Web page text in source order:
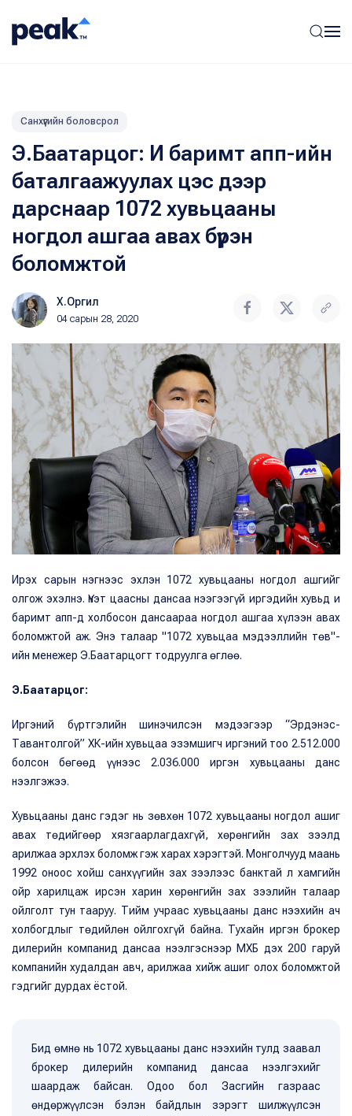
Санхүүгийн боловсрол
Э.Баатарцог: И баримт апп-ийн
баталгаажуулах цэс дээр
дарснаар 1072 хувьцааны
ногдол ашгаа авах бүрэн
боломжтой
Х.Оргил
04 сарын 28, 2020
Ирэх сарын нэгнээс эхлэн 1072 хувьцааны ногдол ашгийг
олгож эхэлнэ. Үнэт цаасны дансаа нээгээгүй иргэдийн хувьд и
баримт апп-д холбосон дансаараа ногдол ашгаа хүлээн авах
боломжтой аж. Энэ талаар "1072 хувьцаа мэдээллийн төв"-
ийн менежер Э.Баатарцогт тодруулга өглөө.
Э.Баатарцог:
Иргэний бүртгэлийн шинэчилсэн мэдээгээр “Эрдэнэс-
Тавантолгой” ХК-ийн хувьцаа эзэмшигч иргэний тоо 2.512.000
болсон бөгөөд үүнээс 2.036.000 иргэн хувьцааны данс
нээлгэжээ.
Хувьцааны данс гэдэг нь зөвхөн 1072 хувьцааны ногдол ашиг
авах төдийгөөр хязгаарлагдахгүй, хөрөнгийн зах зээлд
арилжаа эрхлэх боломж гэж харах хэрэгтэй. Монголчууд маань
1992 оноос хойш санхүүгийн зах зээлээс банктай л хамгийн
ойр харилцаж ирсэн харин хөрөнгийн зах зээлийн талаар
ойлголт тун тааруу. Тийм учраас хувьцааны данс нээхийн ач
холбогдлыг төдийлөн ойлгохгүй байна. Тухайн иргэн брокер
дилерийн компанид дансаа нээлгэснээр МХБ дэх 200 гаруй
компанийн худалдан авч, арилжаа хийж ашиг олох боломжтой
гэдгийг дурдах ёстой.
Бид өмнө нь 1072 хувьцааны данс нээхийн тулд заавал
брокер дилерийн компанид дансаа нээлгэхийг
шаардаж байсан. Одоо бол Засгийн газраас
өндөржүүлсэн бэлэн байдлын зэрэгт шилжүүлсэн